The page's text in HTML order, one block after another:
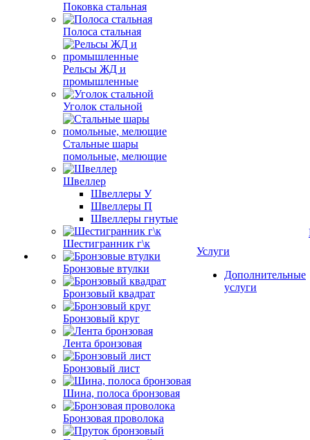
Поковка стальная
Полоса стальная
Рельсы ЖД и
промышленные
Уголок стальной
Стальные шары
помольные, мелющие
Швеллер
Швеллеры У
Швеллеры П
Швеллеры гнутые
Шестигранник г\к
Бронзовые втулки
Бронзовый квадрат
Бронзовый круг
Лента бронзовая
Бронзовый лист
Шина, полоса бронзовая
Бронзовая проволока
Услуги
Дополнительные
услуги